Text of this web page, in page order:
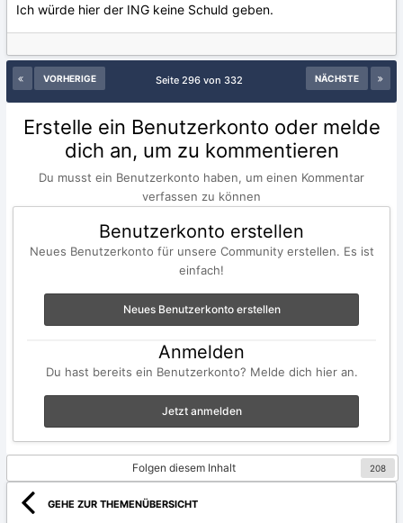
Ich würde hier der ING keine Schuld geben.
VORHERIGE NÄCHSTE
Seite 296 von 332
Erstelle ein Benutzerkonto oder melde
dich an, um zu kommentieren
Du musst ein Benutzerkonto haben, um einen Kommentar
verfassen zu können
Benutzerkonto erstellen
Neues Benutzerkonto für unsere Community erstellen. Es ist
einfach!
Neues Benutzerkonto erstellen
Anmelden
Du hast bereits ein Benutzerkonto? Melde dich hier an.
Jetzt anmelden
Folgen diesem Inhalt 208
GEHE ZUR THEMENÜBERSICHT